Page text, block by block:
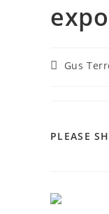
Gus
PLEASE